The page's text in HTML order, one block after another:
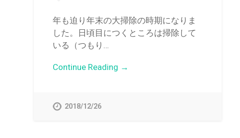
年も迫り年末の大掃除の時期になりま
した。日頃目につくところは掃除して
いる（つもり…
Continue Reading →
2018/12/26